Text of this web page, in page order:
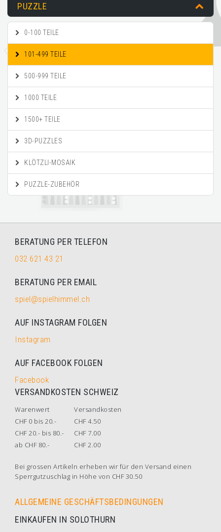
PUZZLE
0-100 TEILE
101-499 TEILE
500-999 TEILE
1000 TEILE
1500+ TEILE
3D-PUZZLES
KLÖTZLI-MOSAIK
PUZZLE-ZUBEHÖR
BERATUNG PER TELEFON
032 621 43 21
BERATUNG PER EMAIL
spiel@spielhimmel.ch
AUF INSTAGRAM FOLGEN
Instagram
AUF FACEBOOK FOLGEN
Facebook
VERSANDKOSTEN SCHWEIZ
Warenwert
Versandkosten
CHF 0 bis 20.-
CHF 4.50
CHF 20.- bis 80.-
CHF 7.00
ab CHF 80.-
CHF 2.00
Bei grossen Artikeln erheben wir für den Versand einen
Sperrgutzuschlag in Höhe von CHF 30.50
ALLGEMEINE GESCHÄFTSBEDINGUNGEN
EINKAUFEN IN SOLOTHURN